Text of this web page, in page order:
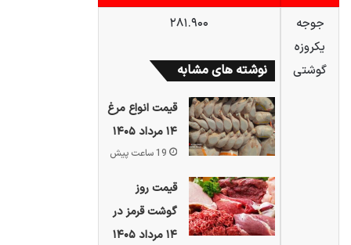
جوجه
یکروزه
گوشتی
۲۸۱.۹۰۰
نوشته های مشابه
قیمت انواع مرغ
۱۴ مرداد ۱۴۰۵
19 ساعت پیش
قیمت روز
گوشت قرمز در
۱۴ مرداد ۱۴۰۵